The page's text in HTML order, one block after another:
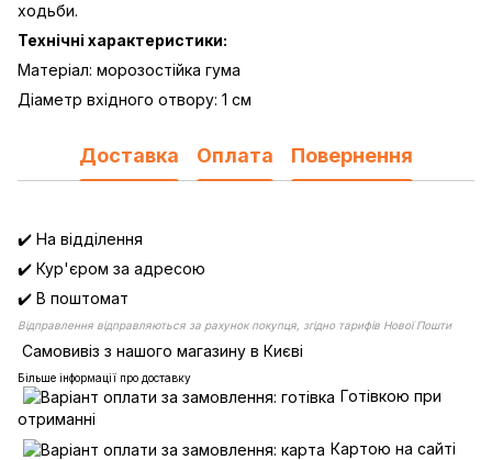
ходьби.
Технічні характеристики:
Матеріал: морозостійка гума
Діаметр вхідного отвору: 1 см
Доставка Оплата Повернення
✔️ На відділення
✔️ Кур'єром за адресою
✔️ В поштомат
Відправлення відправляються за рахунок покупця, згідно тарифів Нової Пошти
Самовивіз з нашого магазину в Києві
Більше інформації про доставку
Готівкою при
отриманні
Картою на сайті